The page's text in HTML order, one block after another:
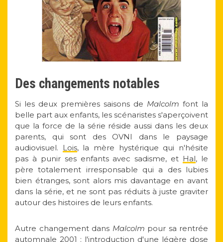
Des changements notables
Si les deux premières saisons de Malcolm font la
belle part aux enfants, les scénaristes s'aperçoivent
que la force de la série réside aussi dans les deux
parents, qui sont des OVNI dans le paysage
audiovisuel. Lois, la mère hystérique qui n'hésite
pas à punir ses enfants avec sadisme, et Hal, le
père totalement irresponsable qui a des lubies
bien étranges, sont alors mis davantage en avant
dans la série, et ne sont pas réduits à juste graviter
autour des histoires de leurs enfants.
Autre changement dans Malcolm pour sa rentrée
automnale 2001 : l'introduction d'une légère dose